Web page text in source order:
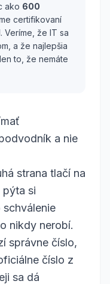
ako 600
certifikovaní
. Veríme, že IT sa
a že najlepšia
to, že nemáte
a nie
strana tlačí na
si
nikdy nerobí.
správne číslo,
číslo z
sa dá